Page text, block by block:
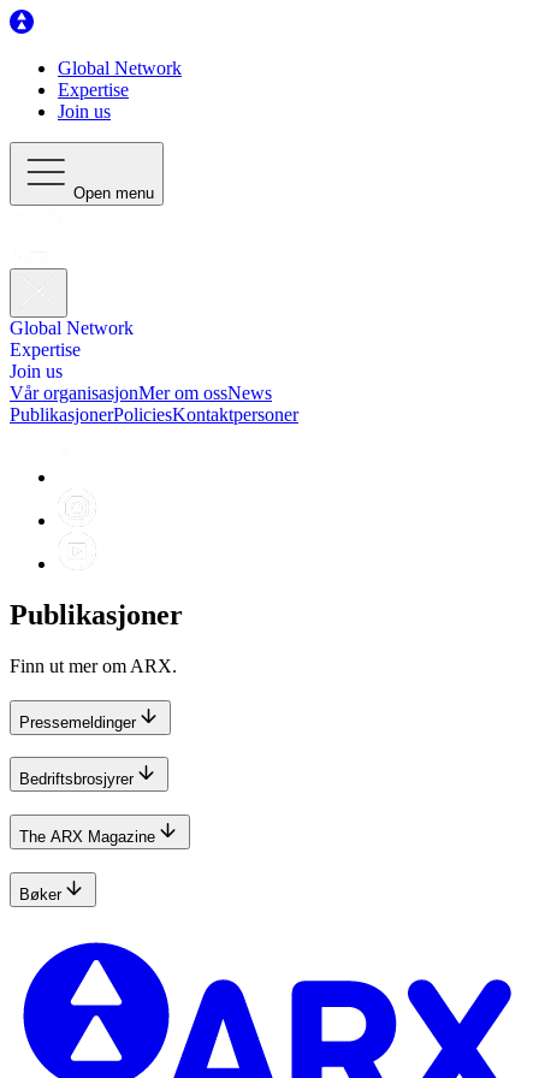
Global Network
Expertise
Join us
Open menu
Global Network
Expertise
Join us
Vår organisasjonMer om ossNews
PublikasjonerPoliciesKontaktpersoner
Publikasjoner
Finn ut mer om ARX.
Pressemeldinger
Bedriftsbrosjyrer
The ARX Magazine
Bøker